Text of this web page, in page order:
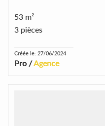
53 m²
3 pièces
Créée le: 27/06/2024
Pro /Agence